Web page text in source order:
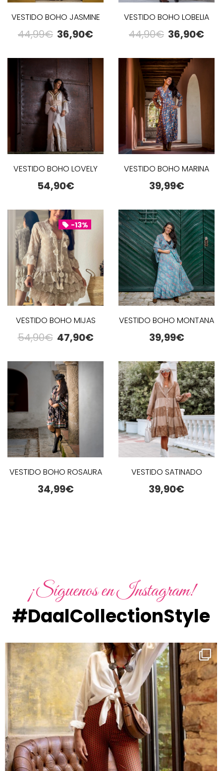
VESTIDO BOHO JASMINE
44,99€ 36,90€
VESTIDO BOHO LOBELIA
44,90€ 36,90€
VESTIDO BOHO LOVELY
54,90€
VESTIDO BOHO MARINA
39,99€
-13%
VESTIDO BOHO MIJAS
54,90€ 47,90€
VESTIDO BOHO MONTANA
39,99€
VESTIDO BOHO ROSAURA
34,99€
VESTIDO SATINADO
39,90€
¡Síguenos en Instagram!
#DaalCollectionStyle